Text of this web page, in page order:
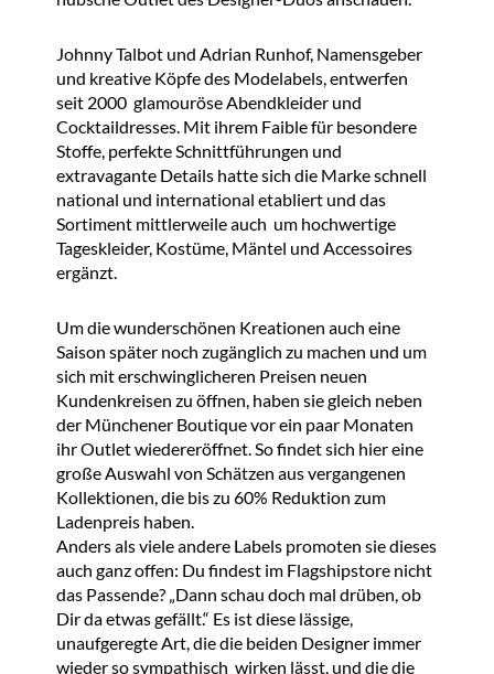
Johnny Talbot und Adrian Runhof, Namensgeber
und kreative Köpfe des Modelabels, entwerfen
seit 2000 glamouröse Abendkleider und
Cocktaildresses. Mit ihrem Faible für besondere
Stoffe, perfekte Schnittführungen und
extravagante Details hatte sich die Marke schnell
national und international etabliert und das
Sortiment mittlerweile auch um hochwertige
Tageskleider, Kostüme, Mäntel und Accessoires
ergänzt.
Um die wunderschönen Kreationen auch eine
Saison später noch zugänglich zu machen und um
sich mit erschwinglicheren Preisen neuen
Kundenkreisen zu öffnen, haben sie gleich neben
der Münchener Boutique vor ein paar Monaten
ihr Outlet wiedereröffnet. So findet sich hier eine
große Auswahl von Schätzen aus vergangenen
Kollektionen, die bis zu 60% Reduktion zum
Ladenpreis haben.
Anders als viele andere Labels promoten sie dieses
auch ganz offen: Du findest im Flagshipstore nicht
das Passende? „Dann schau doch mal drüben, ob
Dir da etwas gefällt.“ Es ist diese lässige,
unaufgeregte Art, die die beiden Designer immer
wieder so sympathisch wirken lässt, und die die